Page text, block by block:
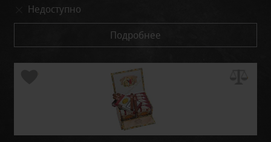
Недоступно
Подробнее